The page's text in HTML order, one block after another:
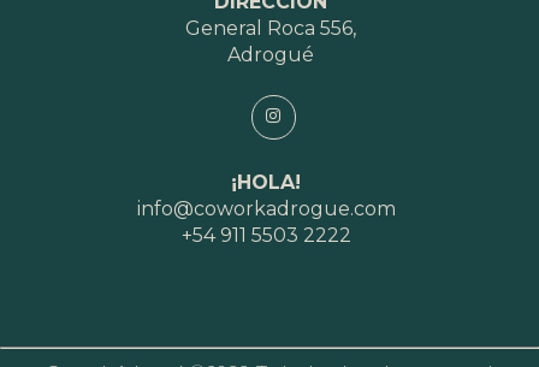
General Roca 556,
Adrogué
¡HOLA!
info@coworkadrogue.com
+54 911 5503 2222